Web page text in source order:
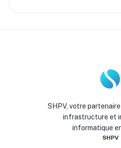
SHPV, votre
infrastructure et
informatique
SHPV